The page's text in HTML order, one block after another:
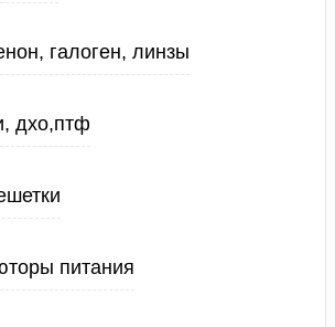
галоген, линзы
дхо,птф
питания